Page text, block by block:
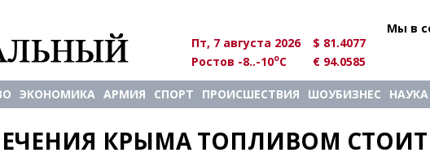
Мы в
Пт, 7 августа 2026
$ 81.4077
Ростов -8..-10oC € 94.0585
ЭКОНОМИКА АРМИЯ СПОРТ ПРОИСШЕСТВИЯ ШОУБИЗНЕС НАУКА
КРЫМА ТОПЛИВОМ СТОИТ